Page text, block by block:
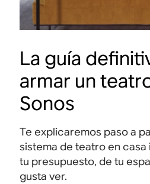
La guía
armar un
Sonos
Te explicaremos paso a
sistema de teatro en
tu presupuesto, de tu
gusta ver.